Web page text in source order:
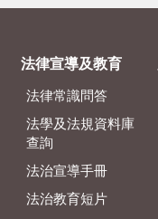
法律宣導及教育
法律常識問答
法學及法規資料庫
查詢
法治宣導手冊
法治教育短片